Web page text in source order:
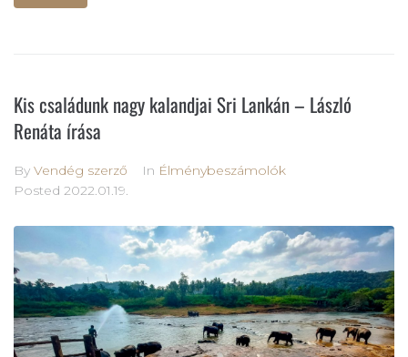
Kis családunk nagy kalandjai Sri Lankán – László
Renáta írása
By Vendég szerző In Élménybeszámolók
Posted 2022.01.19.